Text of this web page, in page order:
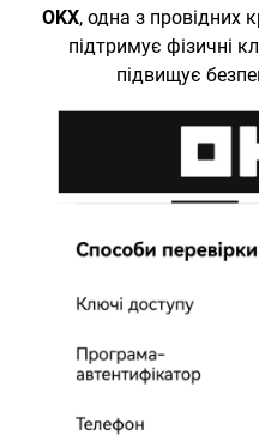
OKX, одна з провідних
підтримує фізичні
підвищує